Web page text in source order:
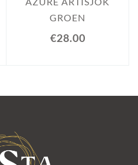
GROEN
€28.00